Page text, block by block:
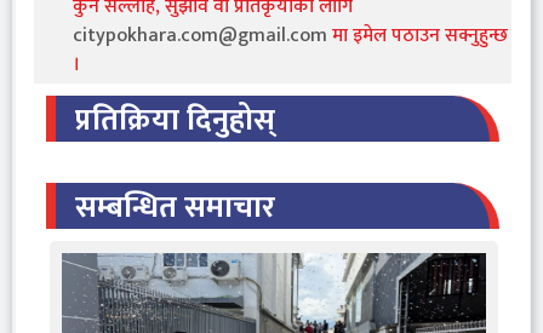
कुनै सल्लाह, सुझाव वा प्रतिकृयाको लागि
citypokhara.com@gmail.comमा इमेल पठाउन सक्नुहुन्छ
।
प्रतिक्रिया दिनुहोस्
सम्बन्धित समाचार